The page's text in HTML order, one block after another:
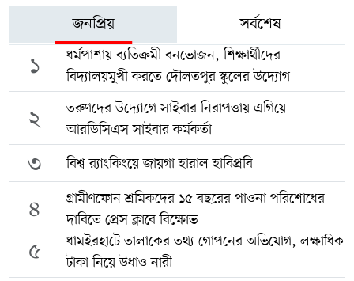
জনপ্রিয় সর্বশেষ
১
ধর্মপাশায় ব্যতিক্রমী বনভোজন, শিক্ষার্থীদের
বিদ্যালয়মুখী করতে দৌলতপুর স্কুলের উদ্যোগ
২
তরুণদের উদ্যোগে সাইবার নিরাপত্তায় এগিয়ে
আরডিসিএস সাইবার কর্মকর্তা
৩ বিশ্ব র‍্যাংকিংয়ে জায়গা হারাল হাবিপ্রবি
৪
গ্রামীণফোন শ্রমিকদের ১৫ বছরের পাওনা পরিশোধের
দাবিতে প্রেস ক্লাবে বিক্ষোভ
৫
ধামইরহাটে তালাকের তথ্য গোপনের অভিযোগ, লক্ষাধিক
টাকা নিয়ে উধাও নারী